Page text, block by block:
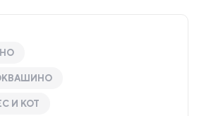
И КОТ